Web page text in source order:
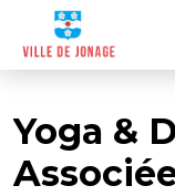
Yoga &